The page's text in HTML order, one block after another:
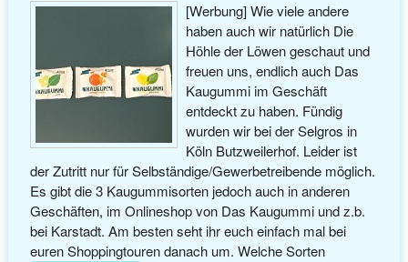
[Werbung] Wie viele andere
haben auch wir natürlich Die
Höhle der Löwen geschaut und
freuen uns, endlich auch Das
Kaugummi im Geschäft
entdeckt zu haben. Fündig
wurden wir bei der Selgros in
Köln Butzweilerhof. Leider ist
der Zutritt nur für Selbständige/Gewerbetreibende möglich.
Es gibt die 3 Kaugummisorten jedoch auch in anderen
Geschäften, im Onlineshop von Das Kaugummi und z.b.
bei Karstadt. Am besten seht ihr euch einfach mal bei
euren Shoppingtouren danach um. Welche Sorten